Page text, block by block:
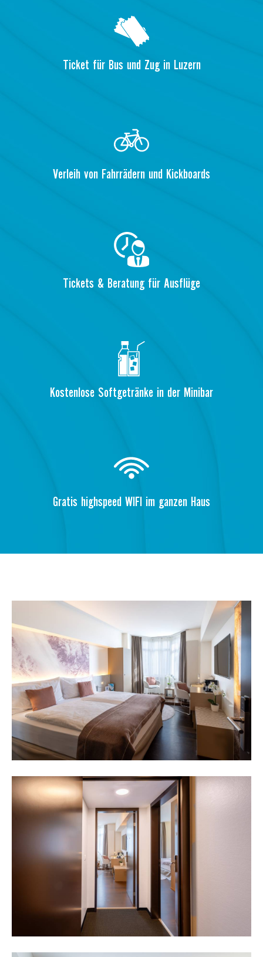
Ticket für Bus und Zug in Luzern
Verleih von Fahrrädern und Kickboards
Tickets & Beratung für Ausflüge
Kostenlose Softgetränke in der Minibar
Gratis highspeed WIFI im ganzen Haus